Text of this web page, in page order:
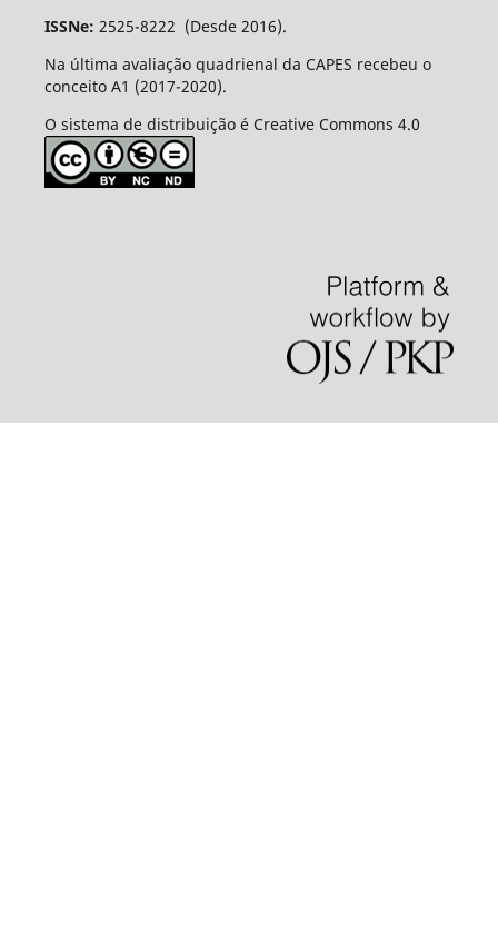
ISSNe: 2525-8222 (Desde 2016).
Na última avaliação quadrienal da CAPES recebeu o
conceito A1 (2017-2020).
O sistema de distribuição é Creative Commons 4.0